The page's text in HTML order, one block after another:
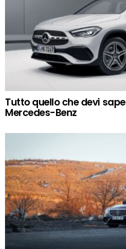
Tutto quello che devi
Mercedes-Benz